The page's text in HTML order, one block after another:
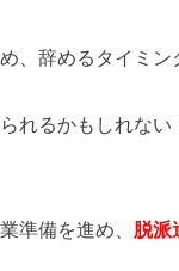
、辞めるタイミン
れるかもしれな
準備を進め、 脱派